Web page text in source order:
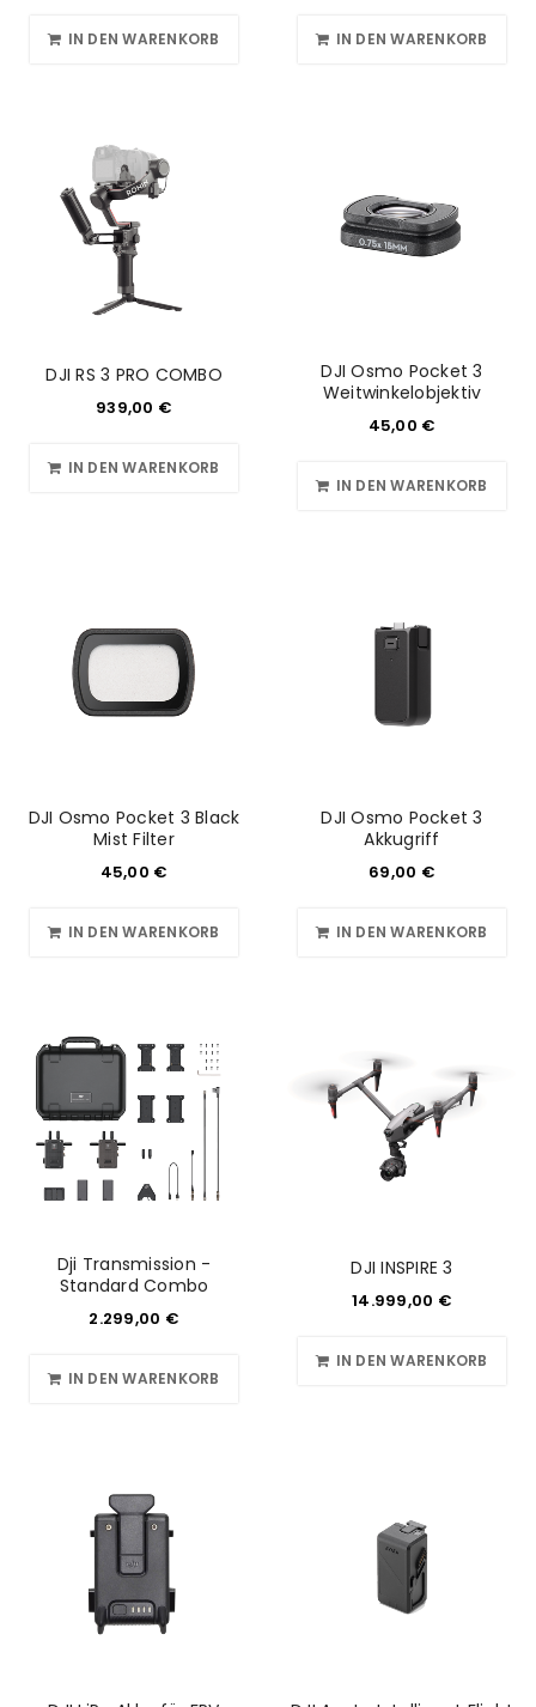
IN DEN WARENKORB IN DEN WARENKORB
DJI RS 3 PRO COMBO
939,00 €
IN DEN WARENKORB
DJI Osmo Pocket 3
Weitwinkelobjektiv
45,00 €
IN DEN WARENKORB
DJI Osmo Pocket 3 Black
Mist Filter
45,00 €
IN DEN WARENKORB
DJI Osmo Pocket 3
Akkugriff
69,00 €
IN DEN WARENKORB
Dji Transmission -
Standard Combo
2.299,00 €
IN DEN WARENKORB
DJI INSPIRE 3
14.999,00 €
IN DEN WARENKORB